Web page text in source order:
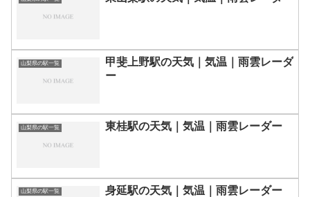
山梨県の駅一覧
甲斐上野駅の天気｜気温｜雨雲レーダ
ー
山梨県の駅一覧 東桂駅の天気｜気温｜雨雲レーダー
山梨県の駅一覧 身延駅の天気｜気温｜雨雲レーダー